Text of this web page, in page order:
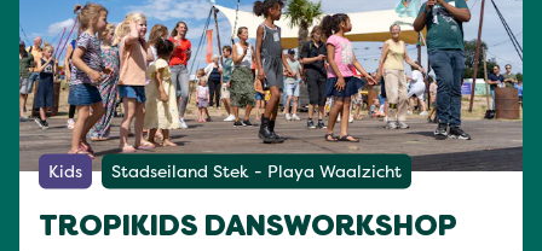
Kids Stadseiland Stek - Playa Waalzicht
TROPIKIDS DANSWORKSHOP